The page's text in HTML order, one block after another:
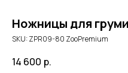
Ножницы для
SKU:ZPR09-80 ZooPremium
14 600 р.